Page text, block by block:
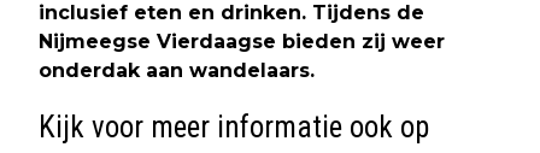
inclusief eten en drinken. Tijdens de
Nijmeegse Vierdaagse bieden zij weer
onderdak aan wandelaars.
Kijk voor meer informatie ook op